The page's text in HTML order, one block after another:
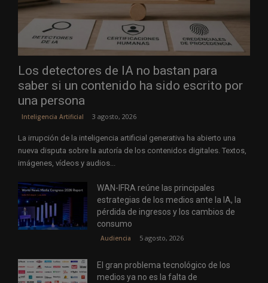
Los detectores de IA no bastan para
saber si un contenido ha sido escrito por
una persona
Inteligencia Artificial 3 agosto, 2026
La irrupción de la inteligencia artificial generativa ha abierto una
nueva disputa sobre la autoría de los contenidos digitales. Textos,
imágenes, vídeos y audios...
WAN-IFRA reúne las principales
estrategias de los medios ante la IA, la
pérdida de ingresos y los cambios de
consumo
Audiencia 5 agosto, 2026
El gran problema tecnológico de los
medios ya no es la falta de